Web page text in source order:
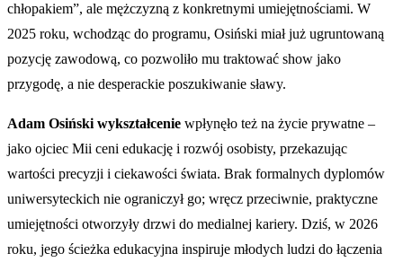
chłopakiem”, ale mężczyzną z konkretnymi umiejętnościami. W
2025 roku, wchodząc do programu, Osiński miał już ugruntowaną
pozycję zawodową, co pozwoliło mu traktować show jako
przygodę, a nie desperackie poszukiwanie sławy.
Adam Osiński wykształcenie wpłynęło też na życie prywatne –
jako ojciec Mii ceni edukację i rozwój osobisty, przekazując
wartości precyzji i ciekawości świata. Brak formalnych dyplomów
uniwersyteckich nie ograniczył go; wręcz przeciwnie, praktyczne
umiejętności otworzyły drzwi do medialnej kariery. Dziś, w 2026
roku, jego ścieżka edukacyjna inspiruje młodych ludzi do łączenia